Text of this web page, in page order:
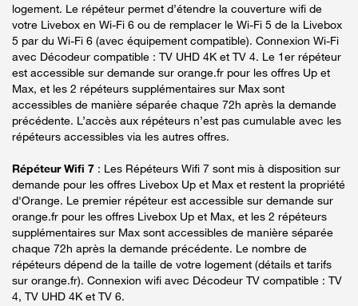
logement. Le répéteur permet d’étendre la couverture wifi de
votre Livebox en Wi-Fi 6 ou de remplacer le Wi-Fi 5 de la Livebox
5 par du Wi-Fi 6 (avec équipement compatible). Connexion Wi-Fi
avec Décodeur compatible : TV UHD 4K et TV 4. Le 1er répéteur
est accessible sur demande sur orange.fr pour les offres Up et
Max, et les 2 répéteurs supplémentaires sur Max sont
accessibles de manière séparée chaque 72h après la demande
précédente. L’accès aux répéteurs n’est pas cumulable avec les
répéteurs accessibles via les autres offres.
Répéteur Wifi 7 : Les Répéteurs Wifi 7 sont mis à disposition sur
demande pour les offres Livebox Up et Max et restent la propriété
d'Orange. Le premier répéteur est accessible sur demande sur
orange.fr pour les offres Livebox Up et Max, et les 2 répéteurs
supplémentaires sur Max sont accessibles de manière séparée
chaque 72h après la demande précédente. Le nombre de
répéteurs dépend de la taille de votre logement (détails et tarifs
sur orange.fr). Connexion wifi avec Décodeur TV compatible : TV
4, TV UHD 4K et TV 6.